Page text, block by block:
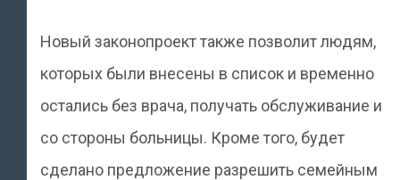
Новый законопроект также позволит людям,
которых были внесены в список и временно
остались без врача, получать обслуживание и
со стороны больницы. Кроме того, будет
сделано предложение разрешить семейным